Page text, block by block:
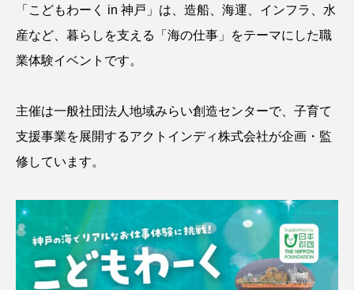
アユ アリアケギバチ アリゲーターガー
アンコウ イカ
イトヨリダイ イモリ イラスト
イリエワニ
ウマヅラハギ ウミウシ エイ
エゾアイナメ エッセイ オオカミウオ
「こどもわーく in 神戸」は、造船、海運、インフラ、水
産など、暮らしを支える「海の仕事」をテーマにした職
業体験イベントです。
主催は一般社団法人地域みらい創造センターで、子育て
支援事業を展開するアクトインディ株式会社が企画・監
修しています。